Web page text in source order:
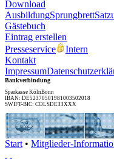
Download
AusbildungSprungbrett
Gästebuch
Eintrag erstellen
Presseservice
Intern
Kontakt
Impressum
Bankverbindung
Sparkasse KölnBonn
IBAN: DE52370501981003502018
SWIFT-BIC: COLSDE33XXX
Start • Mitglieder-